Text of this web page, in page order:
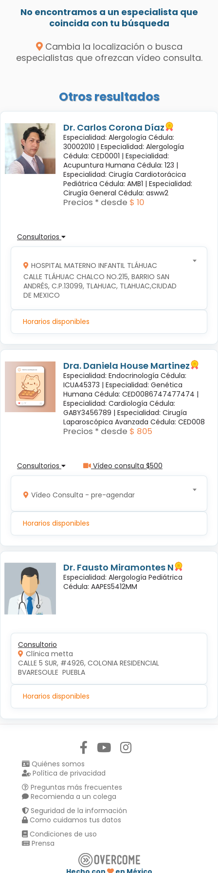
No encontramos a un especialista que
coincida con tu búsqueda
Cambia la localización o busca
especialistas que ofrezcan vídeo consulta.
Otros resultados
Dr. Carlos Corona Díaz
Especialidad: Alergología Cédula:
30002010 | Especialidad: Alergología
Cédula: CED0001 | Especialidad:
Acupuntura Humana Cédula: 123 |
Especialidad: Cirugía Cardiotorácica
Pediátrica Cédula: AMB1 | Especialidad:
Cirugía General Cédula: asww2
Precios * desde $ 10
Consultorios
HOSPITAL MATERNO INFANTIL TLÁHUAC
CALLE TLÁHUAC CHALCO NO.215, BARRIO SAN
ANDRÉS, C.P.13099, TLAHUAC, TLAHUAC,CIUDAD
DE MEXICO
Horarios disponibles
Dra. Daniela House Martinez
Especialidad: Endocrinología Cédula:
ICUA45373 | Especialidad: Genética
Humana Cédula: CED0086747477474 |
Especialidad: Cardiología Cédula:
GABY3456789 | Especialidad: Cirugía
Laparoscópica Avanzada Cédula: CED008
Precios * desde $ 805
Consultorios Vídeo consulta $500
Vídeo Consulta - pre-agendar
Horarios disponibles
Dr. Fausto Miramontes N
Especialidad: Alergología Pediátrica
Cédula: AAPES5412MM
Consultorio
Clínica metta
CALLE 5 SUR, #4926, COLONIA RESIDENCIAL
BVARESOULE  PUEBLA
Horarios disponibles
Quiénes somos
Política de privacidad
Preguntas más frecuentes
Recomienda a un colega
Seguridad de la información
Como cuidamos tus datos
Condiciones de uso
Prensa